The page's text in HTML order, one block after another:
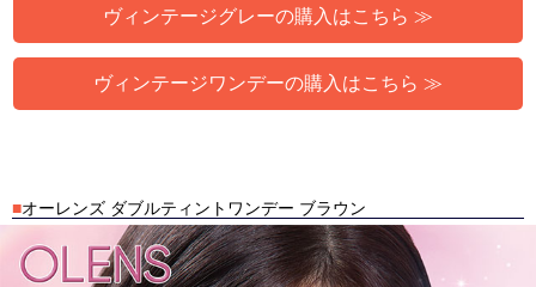
ヴィンテージグレーの購入はこちら ≫
ヴィンテージワンデーの購入はこちら ≫
■オーレンズ ダブルティントワンデー ブラウン